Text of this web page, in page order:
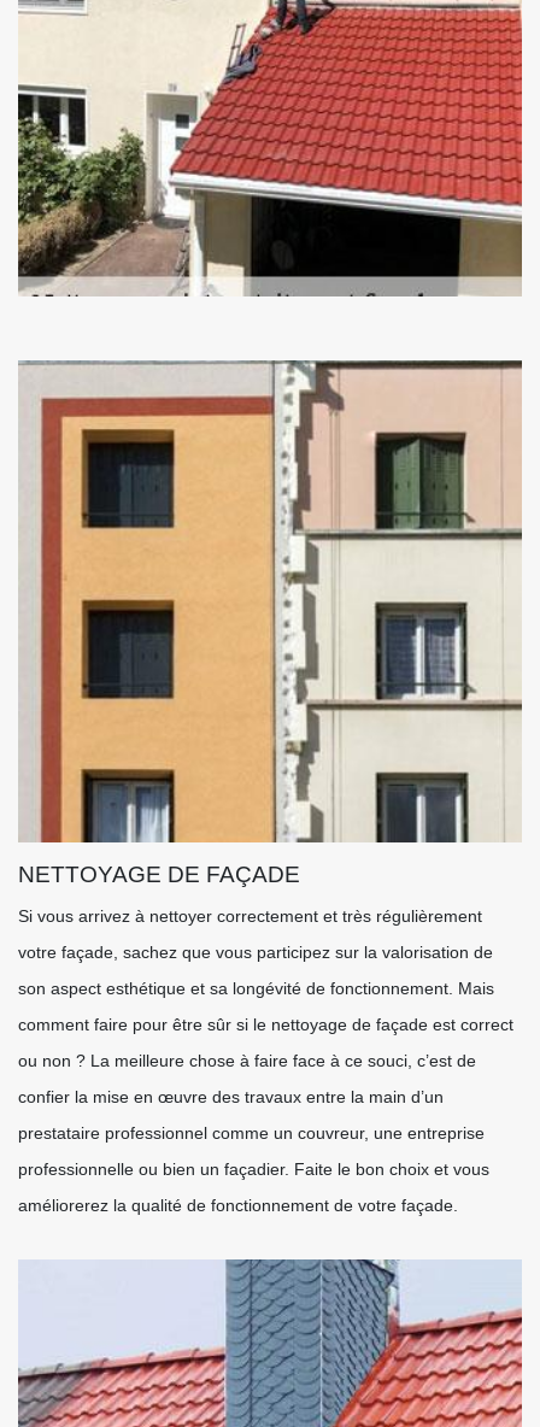
NETTOYAGE DE FAÇADE
Si vous arrivez à nettoyer correctement et très régulièrement
votre façade, sachez que vous participez sur la valorisation de
son aspect esthétique et sa longévité de fonctionnement. Mais
comment faire pour être sûr si le nettoyage de façade est correct
ou non ? La meilleure chose à faire face à ce souci, c’est de
confier la mise en œuvre des travaux entre la main d’un
prestataire professionnel comme un couvreur, une entreprise
professionnelle ou bien un façadier. Faite le bon choix et vous
améliorerez la qualité de fonctionnement de votre façade.